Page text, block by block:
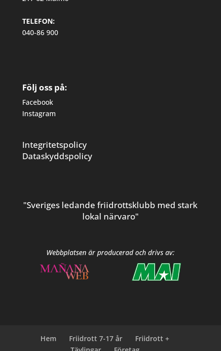
TELEFON:
040-86 900
Följ oss på:
Facebook
Instagram
Integritetspolicy
Dataskyddspolicy
"Sveriges ledande friidrottsklubb med stark
lokal närvaro"
Webbplatsen är producerad och drivs av:
Hem Friidrott 7-17 år
Friidrott +